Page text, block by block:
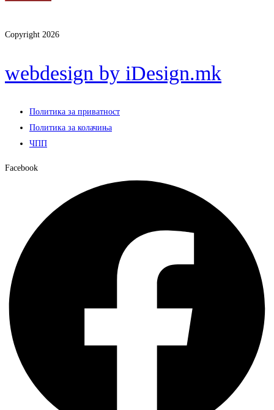
Copyright 2026
webdesign by iDesign.mk
Политика за приватност
Политика за колачиња
ЧПП
Facebook